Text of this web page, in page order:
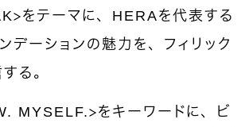
＞をテーマに、HERAを代表する
デーションの魅力を、フィリック
る。
MYSELF.＞をキーワードに、ビ